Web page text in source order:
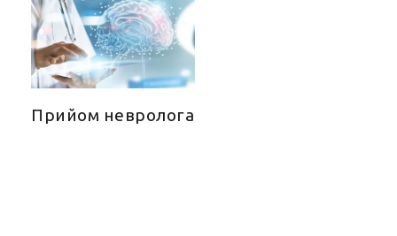
Прийом невролога